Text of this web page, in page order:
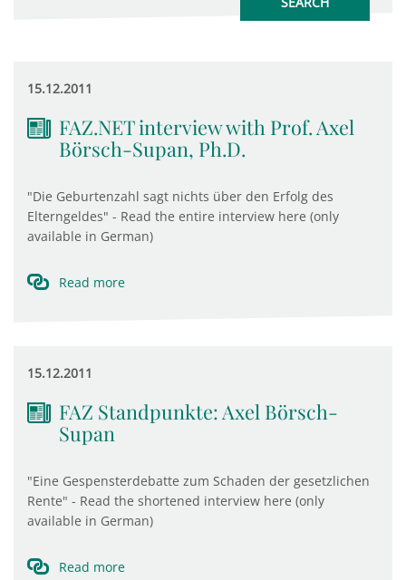
15.12.2011
FAZ.NET interview with Prof. Axel
Börsch-Supan, Ph.D.
"Die Geburtenzahl sagt nichts über den Erfolg des
Elterngeldes" - Read the entire interview here (only
available in German)
Read more
15.12.2011
FAZ Standpunkte: Axel Börsch-
Supan
"Eine Gespensterdebatte zum Schaden der gesetzlichen
Rente" - Read the shortened interview here (only
available in German)
Read more